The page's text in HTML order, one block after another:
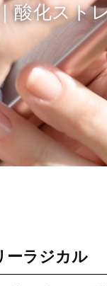
酸化スト
ーラジカル